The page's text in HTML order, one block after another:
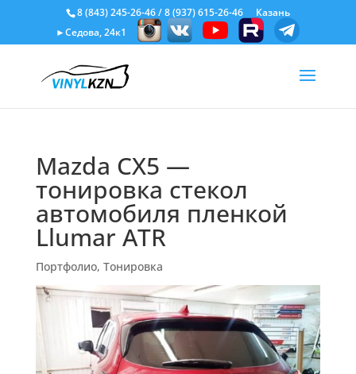
8 (843) 245-26-46/8 (937) 615-26-46
Казань
►Седова, 24к1
Mazda CX5 —
тонировка стекол
автомобиля пленкой
Llumar ATR
Портфолио, Тонировка